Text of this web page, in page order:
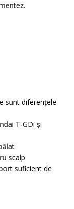
sunt diferențele
T-GDi și
scalp
suficient de